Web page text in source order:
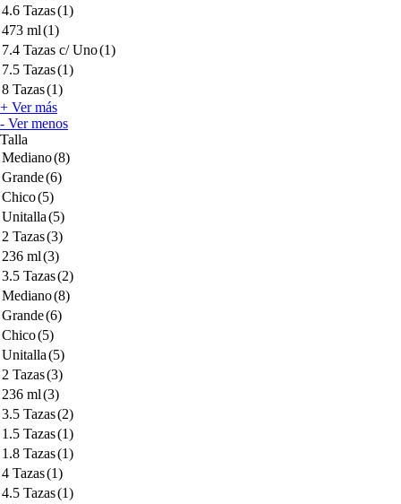
4.6 Tazas(1)
473 ml(1)
7.4 Tazas c/ Uno(1)
7.5 Tazas(1)
8 Tazas(1)
+ Ver más
- Ver menos
Talla
Mediano(8)
Grande(6)
Chico(5)
Unitalla(5)
2 Tazas(3)
236 ml(3)
3.5 Tazas(2)
Mediano(8)
Grande(6)
Chico(5)
Unitalla(5)
2 Tazas(3)
236 ml(3)
3.5 Tazas(2)
1.5 Tazas(1)
1.8 Tazas(1)
4 Tazas(1)
4.5 Tazas(1)